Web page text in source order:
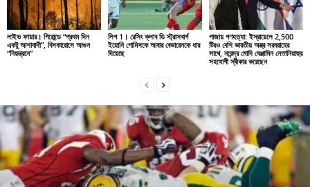
লাইভ ফায়ার। গিরোন্ডে “প্রথম দিন
একটু আশাবাদী”, বিসকারোসে আগুন
“নিয়ন্ত্রনে”
লিগ 1। রেসিং ক্লাব ডি স্ট্রাসবার্গ
ইয়োনি গোমিসকে আবার বেভারেনকে ধার
দিয়েছে
গাজায় গণহত্যা: ইস্রায়েলে 2,500
টিরও বেশি ভারতীয় অস্ত্র সরবরাহের
সাথে, নরেন্দ্র মোদি বেঞ্জামিন নেতানিয়াহুর
সহযোগী স্বীকার করেছেন